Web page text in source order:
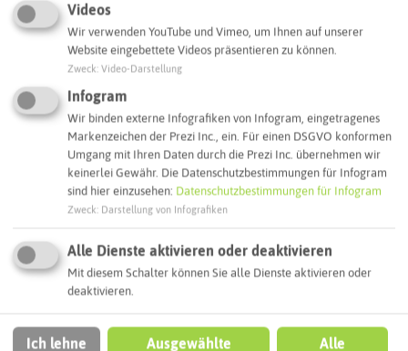
GLADBECK
Stolperstein Rachel Gelobter
Videos
Wir verwenden YouTube und Vimeo, um Ihnen auf unserer
Website eingebettete Videos präsentieren zu können.
Zweck Video-Darstellung
Infogram
Wir binden externe Infografiken von Infogram, eingetragenes
Markenzeichen der Prezi Inc., ein. Für einen DSGVO konformen
Umgang mit Ihren Daten durch die Prezi Inc. übernehmen wir
keinerlei Gewähr. Die Datenschutzbestimmungen für Infogram
sind hier einzusehen: Datenschutzbestimmungen für Infogram
Zweck Darstellung von Infografiken
Alle Dienste aktivieren oder deaktivieren
Mit diesem Schalter können Sie alle Dienste aktivieren oder
deaktivieren.
Ich lehne
Ausgewählte
Alle